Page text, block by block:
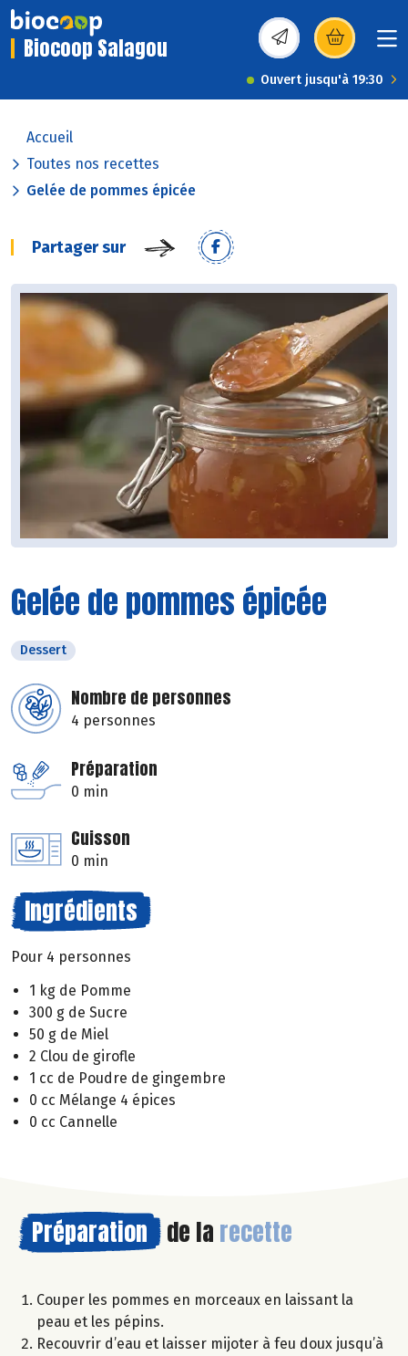
Biocoop Salagou (s’ouvre dans une
Ouvert jusqu'à 19:30
Accueil
Toutes nos recettes
Gelée de pommes épicée
Partager sur
Gelée de pommes épicée
Dessert
Nombre de personnes
4 personnes
Préparation
0 min
Cuisson
0 min
Ingrédients
Pour 4 personnes
1 kg de Pomme
300 g de Sucre
50 g de Miel
2 Clou de girofle
1 cc de Poudre de gingembre
0 cc Mélange 4 épices
0 cc Cannelle
Préparation de la recette
Couper les pommes en morceaux en laissant la
peau et les pépins.
Recouvrir d’eau et laisser mijoter à feu doux jusqu’à